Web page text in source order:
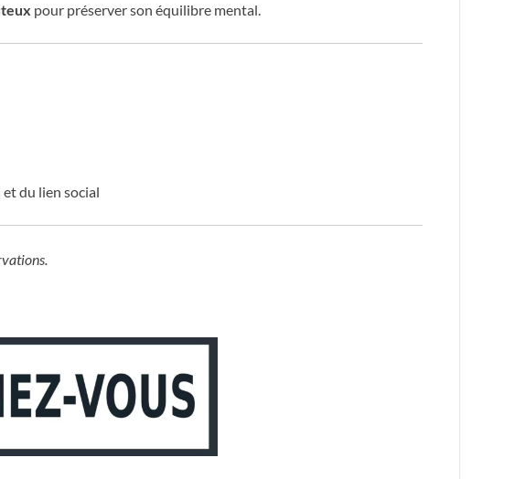
pour préserver son équilibre mental.
et du lien social